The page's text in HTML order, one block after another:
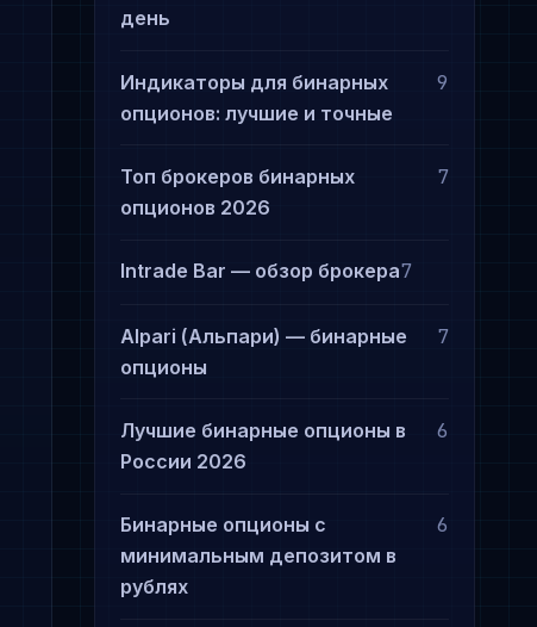
день
Индикаторы для бинарных
опционов: лучшие и точные
9
Топ брокеров бинарных
опционов 2026
7
Intrade Bar — обзор брокера7
Alpari (Альпари) — бинарные
опционы
7
Лучшие бинарные опционы в
России 2026
6
Бинарные опционы с
минимальным депозитом в
рублях
6